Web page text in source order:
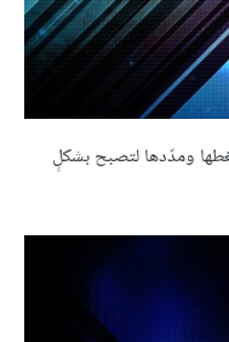
ومدّدها لتصبح بشكلٍ